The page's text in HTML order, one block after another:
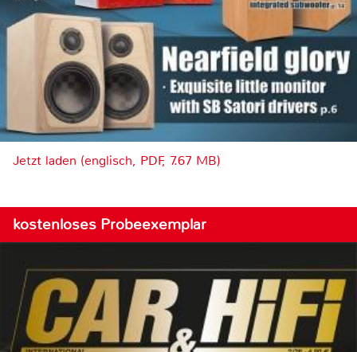
Jetzt laden (englisch, PDF, 7.67 MB)
kostenloses Probeexemplar